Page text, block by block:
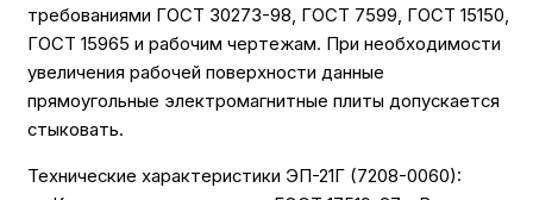
требованиями ГОСТ 30273-98, ГОСТ 7599, ГОСТ 15150,
ГОСТ 15965 и рабочим чертежам. При необходимости
увеличения рабочей поверхности данные
прямоугольные электромагнитные плиты допускается
стыковать.
Технические характеристики ЭП-21Г (7208-0060):